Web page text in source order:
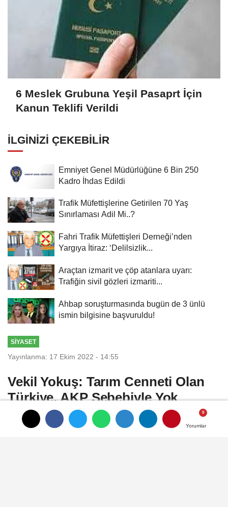
Yorumlar
6 Meslek Grubuna Yeşil Pasaprt İçin
Kanun Teklifi Verildi
İLGINIZI ÇEKEBILIR
Emniyet Genel Müdürlüğüne 6 Bin 250
Kadro İhdas Edildi
Trafik Müfettişlerine Getirilen 70 Yaş
Sınırlaması Adil Mi..?
Fahri Trafik Müfettişleri Derneği’nden
Yargıya İtiraz: ‘Delilsizlik...
Araçtan izmarit ve çöp atanlara uyarı:
Trafiğin sivil gözleri izmariti...
Ahbap soruşturmasında bugün de 3 ünlü
ismin bilgisine başvuruldu!
SIYASET
Yayınlanma: 17 Ekim 2022 - 14:55
Vekil Yokuş: Tarım Cenneti Olan
Türkiye, AKP Sebebiyle Yok
Oluyor!
Yorumlar